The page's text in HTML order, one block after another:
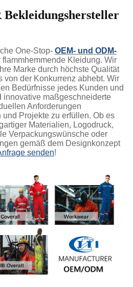
One-Stop- OEM- und ODM-
flammhemmende Kleidung. Wir
Marke durch höchste Qualität
von der Konkurrenz abhebt. Wir
Bedürfnisse jedes Kunden und
innovative maßgeschneiderte
Anforderungen
Projekte zu erfüllen. Ob es
Materialien, Logodruck,
Verpackungswünsche oder
gemäß dem Designkonzept
senden!